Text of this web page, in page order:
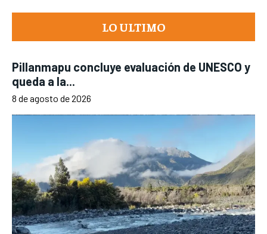
LO ULTIMO
Pillanmapu concluye evaluación de UNESCO y
queda a la...
8 de agosto de 2026